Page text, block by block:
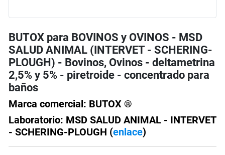
BUTOX para BOVINOS y OVINOS - MSD
SALUD ANIMAL (INTERVET - SCHERING-
PLOUGH) - Bovinos, Ovinos - deltametrina
2,5% y 5% - piretroide - concentrado para
baños
Marca comercial: BUTOX ®
Laboratorio: MSD SALUD ANIMAL - INTERVET
- SCHERING-PLOUGH (enlace)